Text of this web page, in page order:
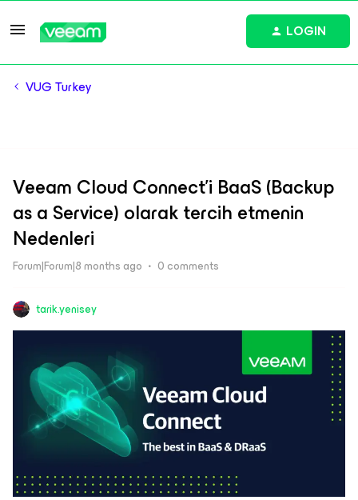
LOGIN
VUG Turkey
Veeam Cloud Connect’i BaaS (Backup
as a Service) olarak tercih etmenin
Nedenleri
Forum|Forum|8 months ago 0 comments
tarik.yenisey